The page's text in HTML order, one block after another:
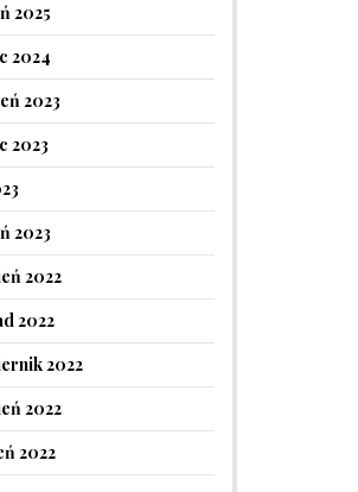
2025
2024
2023
2023
2023
2022
2022
2022
2022
2022